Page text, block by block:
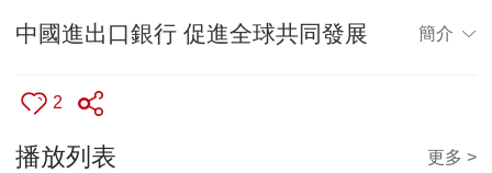
中國進出口銀行 促進全球共同發展 簡介
2
播放列表 更多 >